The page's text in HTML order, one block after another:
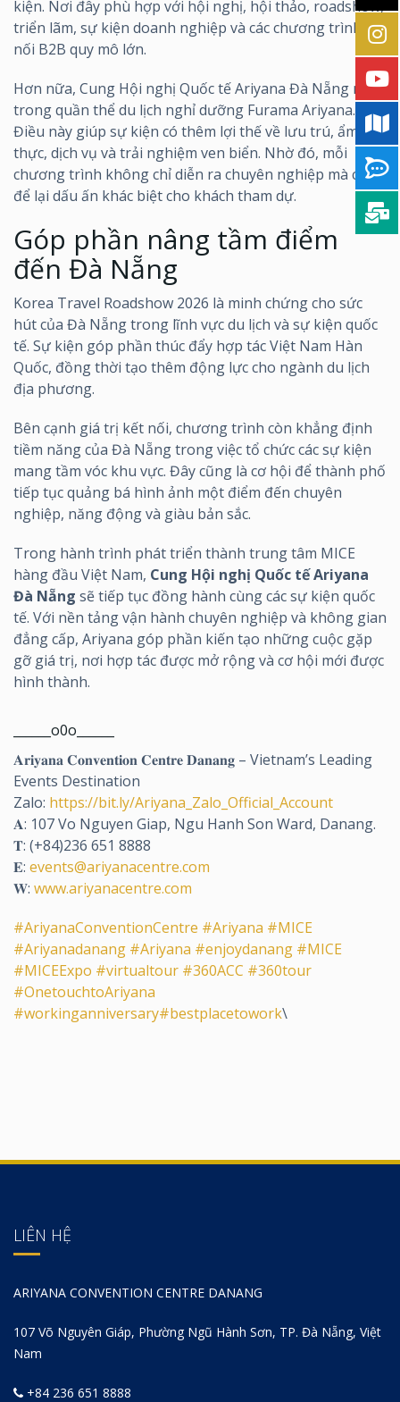
kiện. Nơi đây phù hợp với hội nghị, hội thảo, roadshow,
triển lãm, sự kiện doanh nghiệp và các chương trình kết
nối B2B quy mô lớn.
Hơn nữa, Cung Hội nghị Quốc tế Ariyana Đà Nẵng nằm
trong quần thể du lịch nghỉ dưỡng Furama Ariyana.
Điều này giúp sự kiện có thêm lợi thế về lưu trú, ẩm
thực, dịch vụ và trải nghiệm ven biển. Nhờ đó, mỗi
chương trình không chỉ diễn ra chuyên nghiệp mà còn
để lại dấu ấn khác biệt cho khách tham dự.
Góp phần nâng tầm điểm
đến Đà Nẵng
Korea Travel Roadshow 2026 là minh chứng cho sức
hút của Đà Nẵng trong lĩnh vực du lịch và sự kiện quốc
tế. Sự kiện góp phần thúc đẩy hợp tác Việt Nam Hàn
Quốc, đồng thời tạo thêm động lực cho ngành du lịch
địa phương.
Bên cạnh giá trị kết nối, chương trình còn khẳng định
tiềm năng của Đà Nẵng trong việc tổ chức các sự kiện
mang tầm vóc khu vực. Đây cũng là cơ hội để thành phố
tiếp tục quảng bá hình ảnh một điểm đến chuyên
nghiệp, năng động và giàu bản sắc.
Trong hành trình phát triển thành trung tâm MICE
hàng đầu Việt Nam, Cung Hội nghị Quốc tế Ariyana
Đà Nẵng sẽ tiếp tục đồng hành cùng các sự kiện quốc
tế. Với nền tảng vận hành chuyên nghiệp và không gian
đẳng cấp, Ariyana góp phần kiến tạo những cuộc gặp
gỡ giá trị, nơi hợp tác được mở rộng và cơ hội mới được
hình thành.
______o0o______
𝐀𝐫𝐢𝐲𝐚𝐧𝐚 𝐂𝐨𝐧𝐯𝐞𝐧𝐭𝐢𝐨𝐧 𝐂𝐞𝐧𝐭𝐫𝐞 𝐃𝐚𝐧𝐚𝐧𝐠 – Vietnam’s Leading
Events Destination
Zalo: https://bit.ly/Ariyana_Zalo_Official_Account
𝐀: 107 Vo Nguyen Giap, Ngu Hanh Son Ward, Danang.
𝐓: (+84)236 651 8888
𝐄: events@ariyanacentre.com
𝐖: www.ariyanacentre.com
#AriyanaConventionCentre #Ariyana #MICE
#Ariyanadanang #Ariyana #enjoydanang #MICE
#MICEExpo #virtualtour #360ACC #360tour
#OnetouchtoAriyana
#workinganniversary#bestplacetowork\
LIÊN HỆ
ARIYANA CONVENTION CENTRE DANANG
107 Võ Nguyên Giáp, Phường Ngũ Hành Sơn, TP. Đà Nẵng, Việt
Nam
+84 236 651 8888